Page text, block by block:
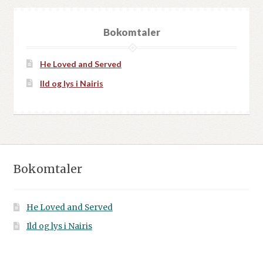
Bokomtaler
He Loved and Served
Ild og lys i Nairis
Bokomtaler
He Loved and Served
Ild og lys i Nairis